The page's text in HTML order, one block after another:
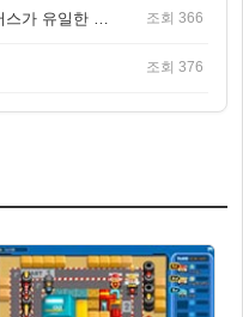
조회 366
조회 376